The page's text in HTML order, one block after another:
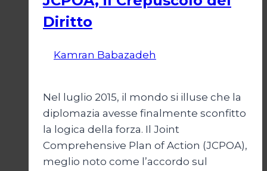
Diritto
Kamran Babazadeh
Nel luglio 2015, il mondo si illuse che la
diplomazia avesse finalmente sconfitto
la logica della forza. Il Joint
Comprehensive Plan of Action (JCPOA),
meglio noto come l’accordo sul